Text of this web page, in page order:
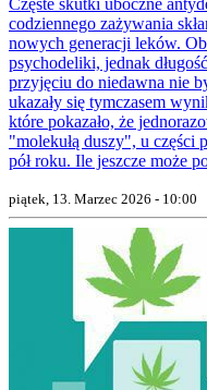
codziennego zażywania
nowych generacji leków.
psychodeliki, jednak
przyjęciu do niedawna nie
ukazały się tymczasem
które pokazało, że
"molekułą duszy", u części
pół roku. Ile jeszcze może
piątek, 13. Marzec 2026 - 10:00